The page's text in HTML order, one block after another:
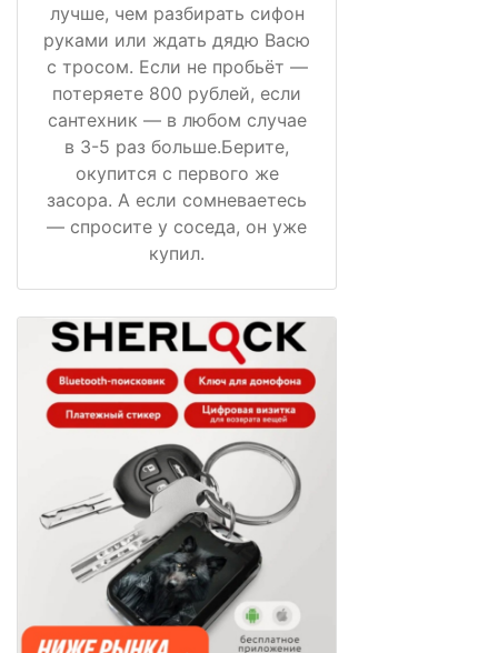
лучше, чем разбирать сифон
руками или ждать дядю Васю
с тросом. Если не пробьёт —
потеряете 800 рублей, если
сантехник — в любом случае
в 3-5 раз больше.Берите,
окупится с первого же
засора. А если сомневаетесь
— спросите у соседа, он уже
купил.